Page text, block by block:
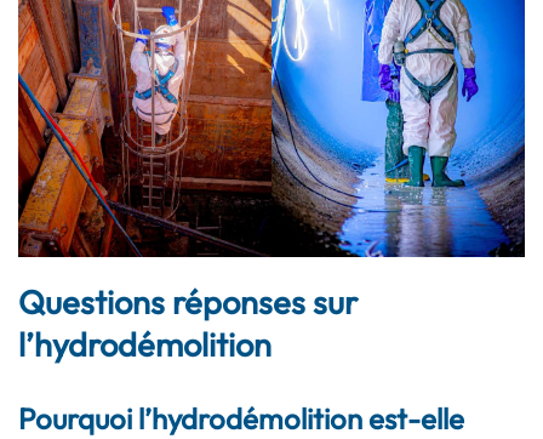
Questions réponses sur
l’hydrodémolition
Pourquoi l’hydrodémolition est-elle